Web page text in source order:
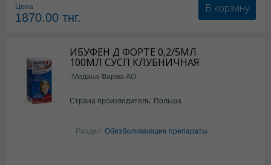
Цена
1870.00 тнг.
В корзину
ИБУФЕН Д ФОРТЕ 0,2/5МЛ
100МЛ СУСП КЛУБНИЧНАЯ
-Медана Фарма АО
Страна производитель: Польша
Раздел: Обезболивающие препараты